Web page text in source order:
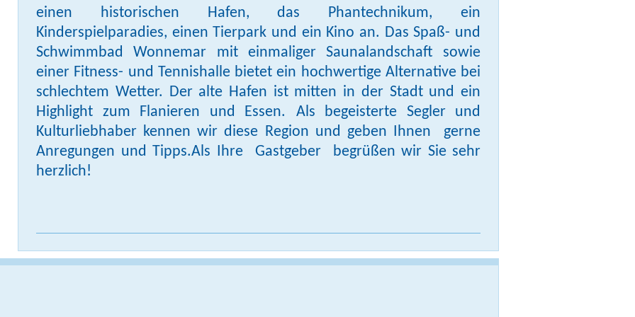
einen historischen Hafen, das Phantechnikum, ein
Kinderspielparadies, einen Tierpark und ein Kino an. Das Spaß- und
Schwimmbad Wonnemar mit einmaliger Saunalandschaft sowie
einer Fitness- und Tennishalle bietet ein hochwertige Alternative bei
schlechtem Wetter. Der alte Hafen ist mitten in der Stadt und ein
Highlight zum Flanieren und Essen.
Als begeisterte Segler und
Kulturliebhaber kennen wir diese Region und geben Ihnen gerne
Anregungen und Tipps.Als Ihre Gastgeber begrüßen wir Sie sehr
herzlich!